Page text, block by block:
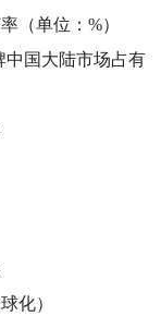
（单位：%）
中国大陆市场占有
化）